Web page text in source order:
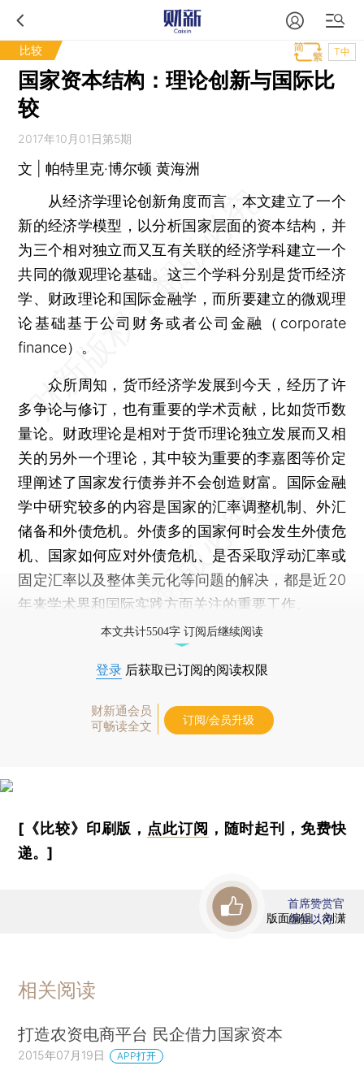
比较 T中
国家资本结构：理论创新与国际比
较
2017年10月01日第5期
文 | 帕特里克·博尔顿 黄海洲
从经济学理论创新角度而言，本文建立了一个
新的经济学模型，以分析国家层面的资本结构，并
为三个相对独立而又互有关联的经济学科建立一个
共同的微观理论基础。这三个学科分别是货币经济
学、财政理论和国际金融学，而所要建立的微观理
论基础基于公司财务或者公司金融（corporate
finance）。
众所周知，货币经济学发展到今天，经历了许
多争论与修订，也有重要的学术贡献，比如货币数
量论。财政理论是相对于货币理论独立发展而又相
关的另外一个理论，其中较为重要的李嘉图等价定
理阐述了国家发行债券并不会创造财富。国际金融
学中研究较多的内容是国家的汇率调整机制、外汇
储备和外债危机。外债多的国家何时会发生外债危
机、国家如何应对外债危机、是否采取浮动汇率或
固定汇率以及整体美元化等问题的解决，都是近20
年来学术界和国际实践方面关注的重要工作。
本文共计5504字 订阅后继续阅读
登录 后获取已订阅的阅读权限
财新通会员
可畅读全文
订阅/会员升级
[《比较》印刷版， 点此订阅 ，随时起刊，免费快
递。]
版面编辑：刘潇
首席赞赏官
虚位以待
相关阅读
打造农资电商平台 民企借力国家资本
2015年07月19日 APP打开